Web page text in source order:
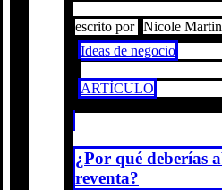
escrito por Nicole
Ideas de negocio
ARTÍCULO
¿Por qué deberías
reventa?